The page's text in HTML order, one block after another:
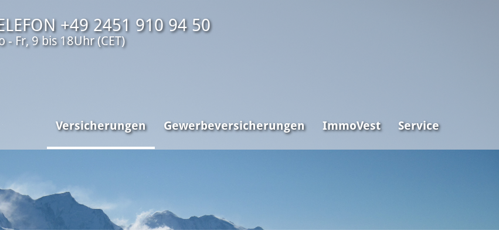
+49 2451 910 94 50
- Fr, 9 bis 18Uhr (CET)
Versicherungen Gewerbeversicherungen ImmoVest Service